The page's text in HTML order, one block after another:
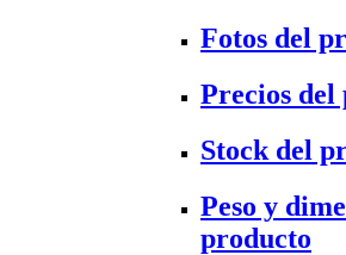
Fotos del
Precios del
Stock del
Peso y
producto